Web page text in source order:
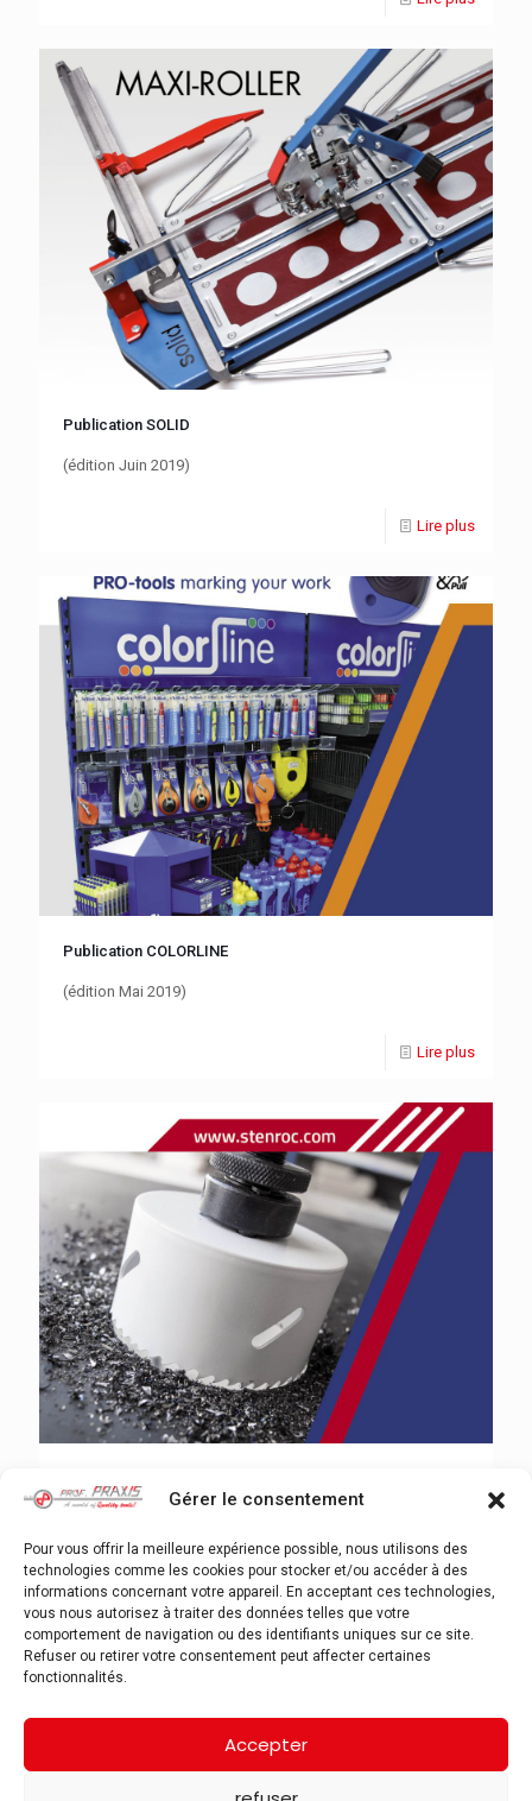
Gérer le consentement
Pour vous offrir la meilleure expérience possible, nous utilisons des
technologies comme les cookies pour stocker et/ou accéder à des
informations concernant votre appareil. En acceptant ces technologies,
vous nous autorisez à traiter des données telles que votre
comportement de navigation ou des identifiants uniques sur ce site.
Refuser ou retirer votre consentement peut affecter certaines
fonctionnalités.
Accepter
Publication SOLID
(édition Juin 2019)
Lire plus
Publication COLORLINE
(édition Mai 2019)
Lire plus
Lire plus